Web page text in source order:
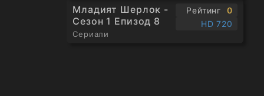
Младият Шерлок -
Сезон 1 Епизод 8
Сериали
Рейтинг
0
HD 720